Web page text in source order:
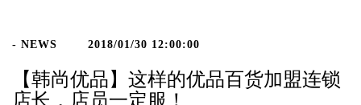
- NEWS 2018/01/30 12:00:00
【韩尚优品】这样的优品百货加盟连锁
店长，店员一定服！